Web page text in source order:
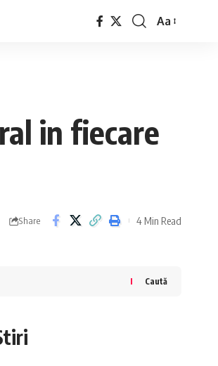
Font
Aa
in fiecare
Share 4 Min Read
Caută